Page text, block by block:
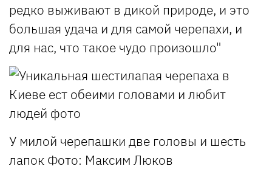
редко выживают в дикой природе, и это
большая удача и для самой черепахи, и
для нас, что такое чудо произошло"
У милой черепашки две головы и шесть
лапок Фото: Максим Люков